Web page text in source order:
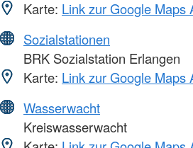
Karte: Link zur Google Maps
Sozialstationen
BRK Sozialstation Erlangen
Karte: Link zur Google Maps
Wasserwacht
Kreiswasserwacht